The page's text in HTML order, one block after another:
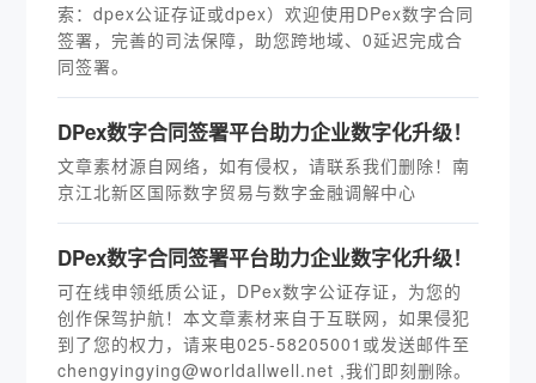
索：dpex公证存证或dpex）欢迎使用DPex数字合同
签署，完善的司法保障，助您跨地域、0延迟完成合
同签署。
DPex数字合同签署平台助力企业数字化升级！
文章素材源自网络，如有侵权，请联系我们删除！南
京江北新区国际数字贸易与数字金融调解中心
DPex数字合同签署平台助力企业数字化升级！
可在线申领纸质公证，DPex数字公证存证，为您的
创作保驾护航！本文章素材来自于互联网，如果侵犯
到了您的权力，请来电025-58205001或发送邮件至
chengyingying@worldallwell.net ,我们即刻删除。